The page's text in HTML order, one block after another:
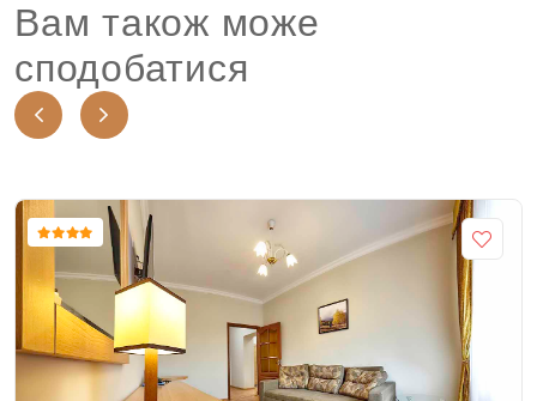
Вам також може
сподобатися